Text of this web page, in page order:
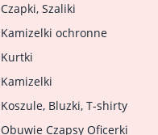
Czapki, Szaliki
Kamizelki ochronne
Kurtki
Kamizelki
Koszule, Bluzki, T-shirty
Obuwie Czapsy Oficerki